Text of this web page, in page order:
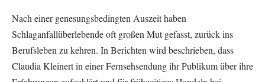
Nach einer genesungsbedingten Auszeit haben
Schlaganfallüberlebende oft großen Mut gefasst, zurück ins
Berufsleben zu kehren. In Berichten wird beschrieben, dass
Claudia Kleinert in einer Fernsehsendung ihr Publikum über ihre